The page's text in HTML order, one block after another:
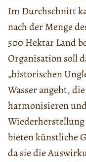
Im Durchschnitt
nach der Menge
500 Hektar Land
Organisation soll
„historischen
Wasser angeht,
harmonisieren
bieten künstliche
da sie die